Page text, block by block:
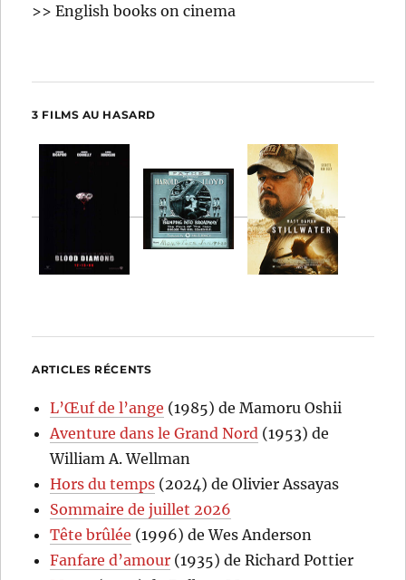
>> English books on cinema
3 FILMS AU HASARD
ARTICLES RÉCENTS
L’Œuf de l’ange (1985) de Mamoru Oshii
Aventure dans le Grand Nord (1953) de
William A. Wellman
Hors du temps (2024) de Olivier Assayas
Sommaire de juillet 2026
Tête brûlée (1996) de Wes Anderson
Fanfare d’amour (1935) de Richard Pottier